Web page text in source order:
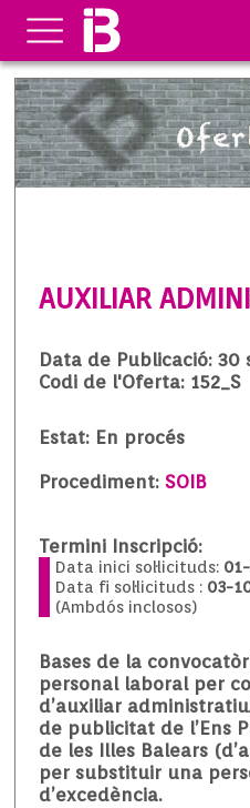
AUXILIAR
Data de Publicació: 30
Codi de l'Oferta: 152_S
Estat: En procés
Procediment:SOIB
Termini Inscripció:
Data inici sol·licituds:
Data fi sol·licituds : 03-
(Ambdós inclosos)
Bases de la
personal laboral per
d’auxiliar
de publicitat de l’Ens
de les Illes Balears
per substituir una
d’excedència.